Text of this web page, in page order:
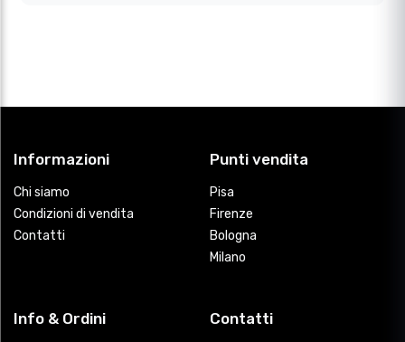
Informazioni
Chi siamo
Condizioni di vendita
Contatti
Punti vendita
Pisa
Firenze
Bologna
Milano
Info & Ordini Contatti